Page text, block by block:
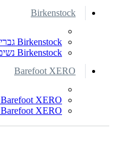
Birkenstock
Birkenstock גברים
Birkenstock נשים
Barefoot XERO
Barefoot XERO גברים
Barefoot XERO נשים